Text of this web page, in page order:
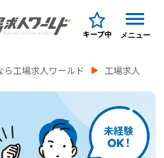
キープ中 メニュー
工場求人ワールド 工場求人